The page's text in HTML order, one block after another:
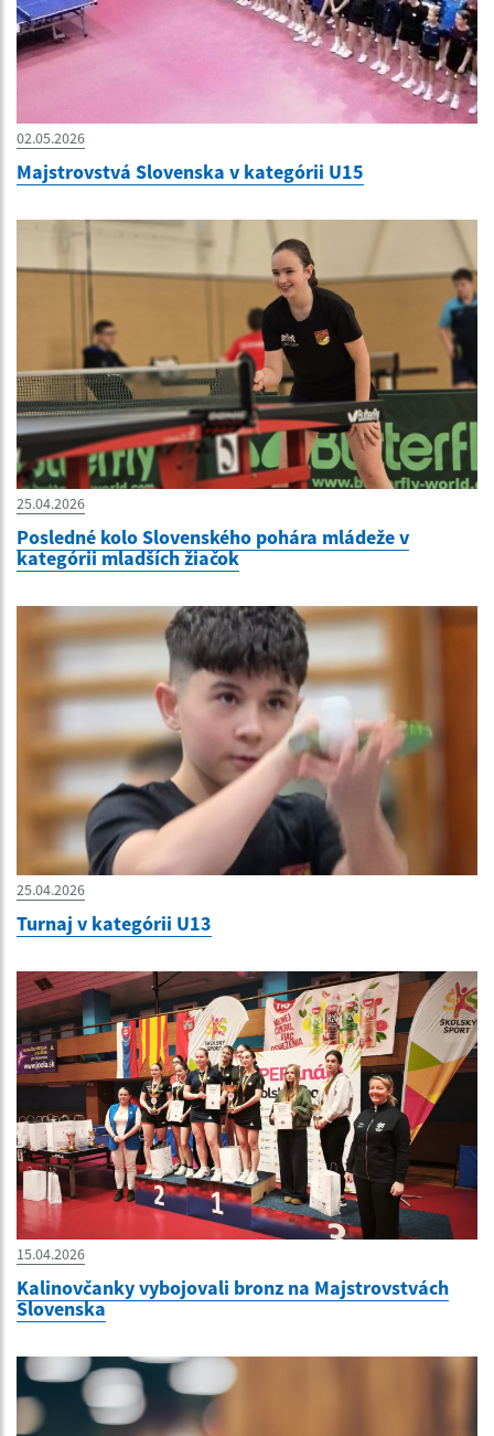
02.05.2026
Majstrovstvá Slovenska v kategórii U15
25.04.2026
Posledné kolo Slovenského pohára mládeže v
kategórii mladších žiačok
25.04.2026
Turnaj v kategórii U13
15.04.2026
Kalinovčanky vybojovali bronz na Majstrovstvách
Slovenska